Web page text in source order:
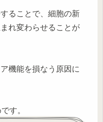
ることで、細胞の新
れ変わらせることが
機能を損なう原因に
す。